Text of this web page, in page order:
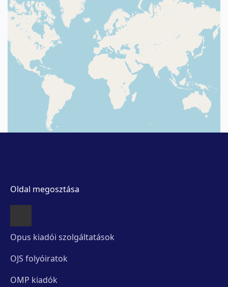
Oldal megosztása
Opus kiadói szolgáltatások
OJS folyóiratok
OMP kiadók